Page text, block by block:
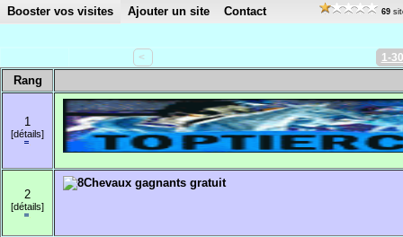
Booster vos visites Ajouter un site Contact 69
< 1-30
Rang
1
[détails]
2
[détails]